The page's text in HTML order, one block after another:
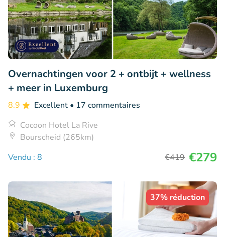
Overnachtingen voor 2 + ontbijt + wellness
+ meer in Luxemburg
8.9 Excellent • 17 commentaires
Cocoon Hotel La Rive
Bourscheid (265km)
Vendu : 8
€419 €279
37% réduction